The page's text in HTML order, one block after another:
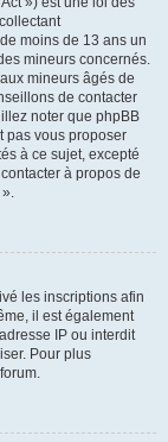
moins de 13 ans un
mineurs concernés.
mineurs âgés de
de contacter
noter que phpBB
pas vous proposer
à ce sujet, excepté
à propos de
les inscriptions afin
il est également
IP ou interdit
Pour plus